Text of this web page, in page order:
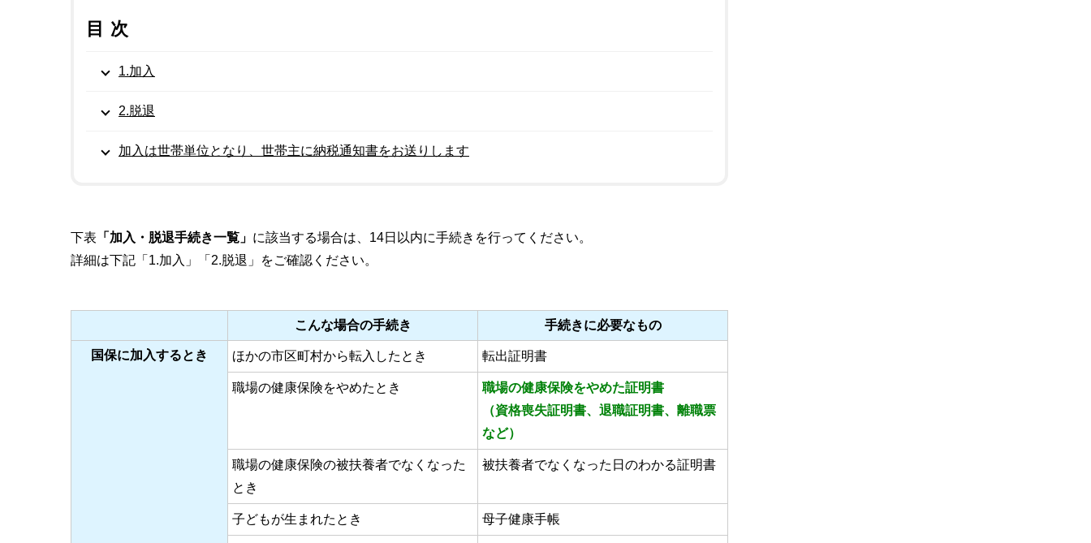
目次
1.加入
2.脱退
加入は世帯単位となり、世帯主に納税通知書をお送りします
下表 「加入・脱退手続き一覧」 に該当する場合は、14日以内に手続きを行ってください。
詳細は下記「1.加入」「2.脱退」をご確認ください。
こんな場合の手続き 手続きに必要なもの
国保に加入するとき ほかの市区町村から転入したとき 転出証明書
職場の健康保険をやめたとき
職場の健康保険をやめた証明書
（資格喪失証明書、退職証明書、離職票
など）
職場の健康保険の被扶養者でなくなった
とき
被扶養者でなくなった日のわかる証明書
子どもが生まれたとき 母子健康手帳